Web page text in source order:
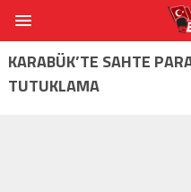
KARABÜK’TE SAHTE
TUTUKLAMA